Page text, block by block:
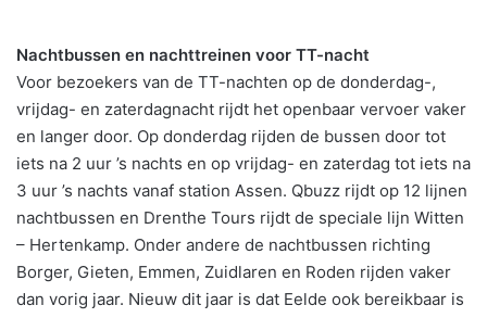
Nachtbussen en nachttreinen voor TT-nacht
Voor bezoekers van de TT-nachten op de donderdag-,
vrijdag- en zaterdagnacht rijdt het openbaar vervoer vaker
en langer door. Op donderdag rijden de bussen door tot
iets na 2 uur ’s nachts en op vrijdag- en zaterdag tot iets na
3 uur ’s nachts vanaf station Assen. Qbuzz rijdt op 12 lijnen
nachtbussen en Drenthe Tours rijdt de speciale lijn Witten
– Hertenkamp. Onder andere de nachtbussen richting
Borger, Gieten, Emmen, Zuidlaren en Roden rijden vaker
dan vorig jaar. Nieuw dit jaar is dat Eelde ook bereikbaar is